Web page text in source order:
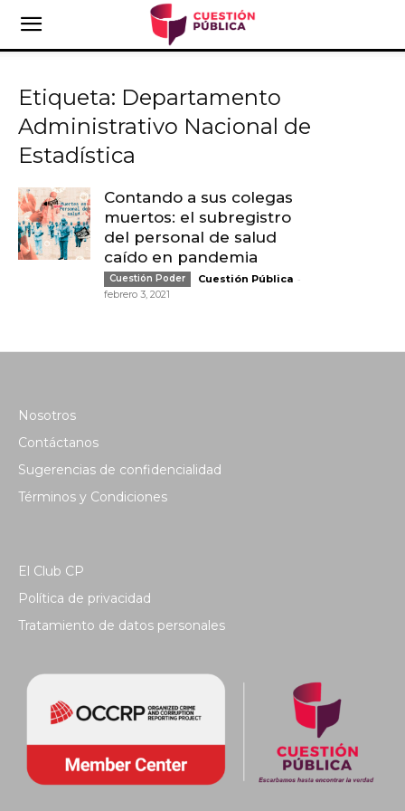
Etiqueta: Departamento
Administrativo Nacional de
Estadística
Contando a sus colegas
muertos: el subregistro
del personal de salud
caído en pandemia
Cuestión Poder Cuestión Pública -
febrero 3, 2021
Nosotros
Contáctanos
Sugerencias de confidencialidad
Términos y Condiciones
El Club CP
Política de privacidad
Tratamiento de datos personales